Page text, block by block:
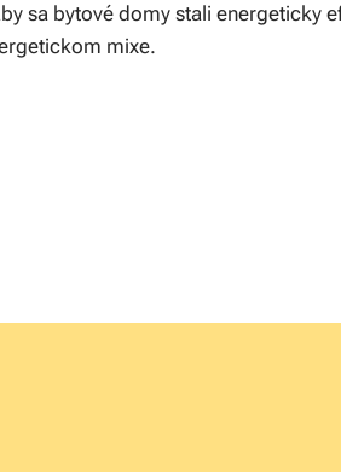
sa bytové domy stali energeticky
mixe.